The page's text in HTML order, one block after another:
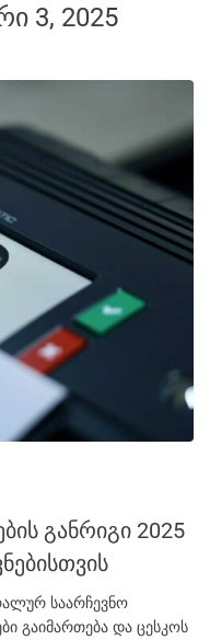
3, 2025
განრიგი 2025
საარჩევნო
გაიმართება და ცესკოს